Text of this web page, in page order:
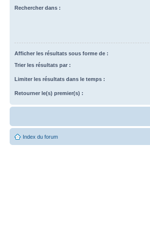
Rechercher dans :
Afficher les résultats sous forme de :
Trier les résultats par :
Limiter les résultats dans le temps :
Retourner le(s) premier(s) :
Index du forum